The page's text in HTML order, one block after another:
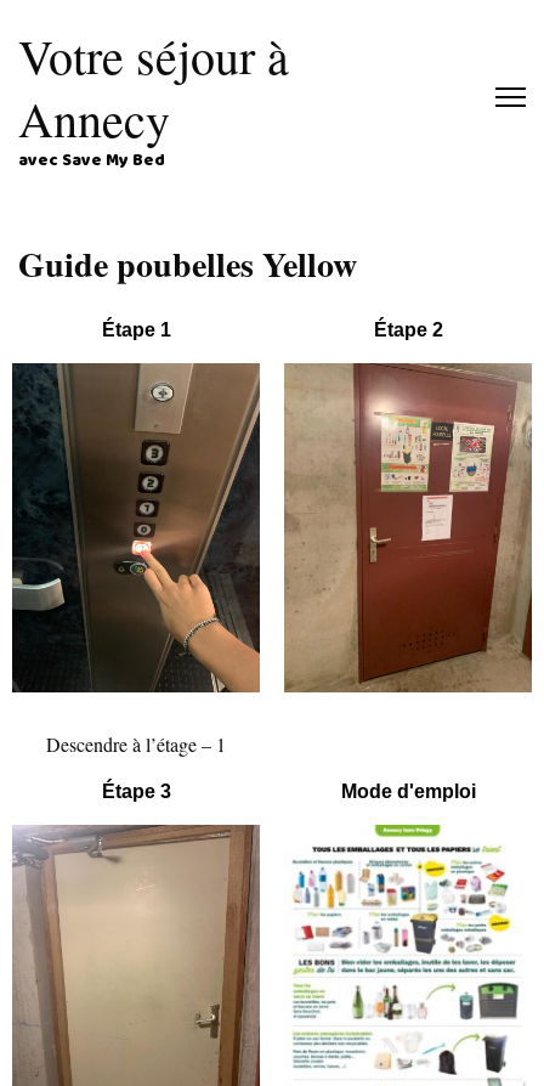
Votre séjour à
Annecy
avec Save My Bed
Guide poubelles Yellow
Étape 1
Descendre à l’étage – 1
Étape 2
Étape 3 Mode d'emploi